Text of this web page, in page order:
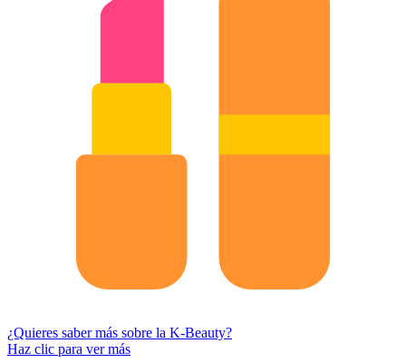
¿Quieres saber más sobre la K-Beauty?
Haz clic para ver más